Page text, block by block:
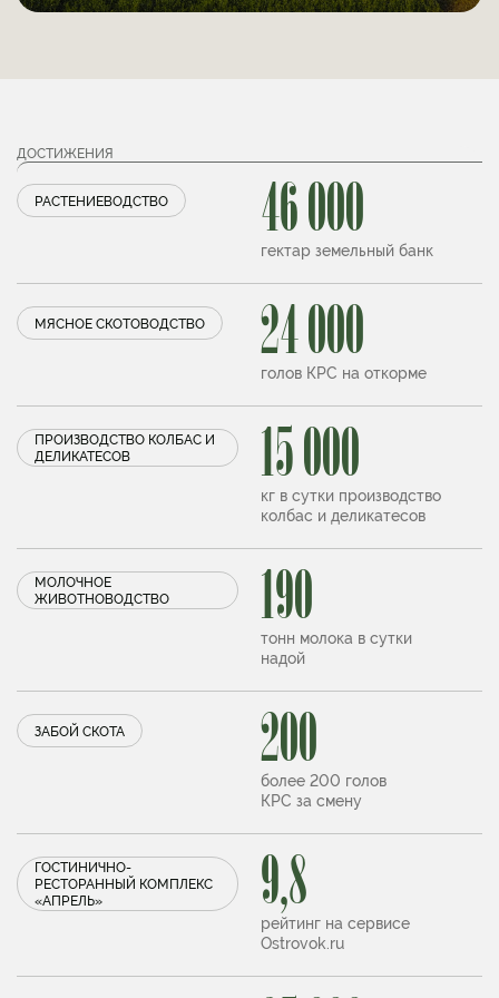
ДОСТИЖЕНИЯ
46 000
гектар земельный банк
РАСТЕНИЕВОДСТВО
24 000
голов КРС на откорме
МЯСНОЕ СКОТОВОДСТВО
15 000
кг в сутки производство
колбас и деликатесов
ПРОИЗВОДСТВО КОЛБАС И
ДЕЛИКАТЕСОВ
190
тонн молока в сутки
надой
МОЛОЧНОЕ
ЖИВОТНОВОДСТВО
200
более 200 голов
КРС за смену
ЗАБОЙ СКОТА
9,8
рейтинг на сервисе
Ostrovok.ru
ГОСТИНИЧНО-
РЕСТОРАННЫЙ КОМПЛЕКС
«АПРЕЛЬ»